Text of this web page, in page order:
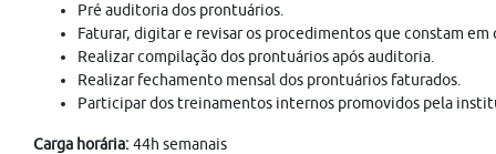
Pré auditoria dos prontuários.
Faturar, digitar e revisar os procedimentos que constam
Realizar compilação dos prontuários após auditoria.
Realizar fechamento mensal dos prontuários faturados.
Participar dos treinamentos internos promovidos pela
Carga horária:44h semanais